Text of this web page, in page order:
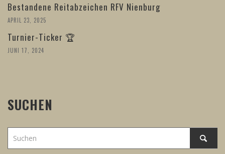
Bestandene Reitabzeichen RFV Nienburg
APRIL 23, 2025
Turnier-Ticker 🏆
JUNI 17, 2024
SUCHEN